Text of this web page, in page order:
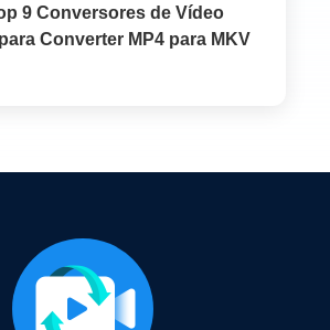
9 Conversores de Vídeo
Converter MP4 para MKV